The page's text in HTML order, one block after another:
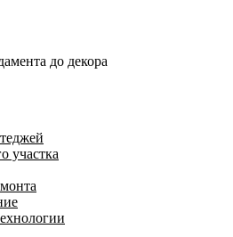
до декора
участка